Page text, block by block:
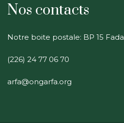
Nos contacts
Notre boite postale: BP 15 Fada
(226) 24 77 06 70
arfa@ongarfa.org